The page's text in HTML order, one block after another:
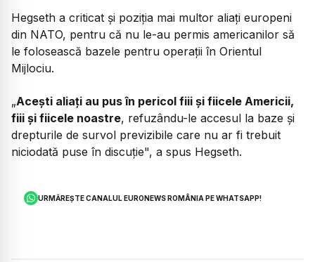
Hegseth a criticat și poziția mai multor aliați europeni
din NATO, pentru că nu le-au permis americanilor să
le folosească bazele pentru operații în Orientul
Mijlociu.
„Acești aliați au pus în pericol fiii și fiicele Americii,
fiii și fiicele noastre, refuzându-le accesul la baze și
drepturile de survol previzibile care nu ar fi trebuit
niciodată puse în discuție", a spus Hegseth.
URMĂREȘTE CANALUL EURONEWS ROMÂNIA PE WHATSAPP!